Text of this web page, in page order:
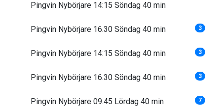
Pingvin Nybörjare 14:15 Söndag 40 min
Pingvin Nybörjare 16.30 Söndag 40 min 3
Pingvin Nybörjare 14:15 Söndag 40 min 3
Pingvin Nybörjare 16.30 Söndag 40 min 3
Pingvin Nybörjare 09.45 Lördag 40 min 7